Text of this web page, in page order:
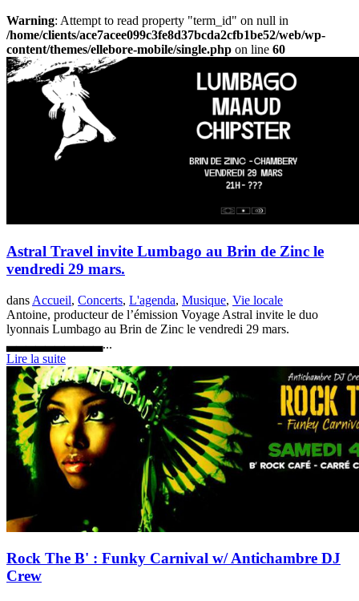
Warning: Attempt to read property "term_id" on null in
/home/clients/ace7acee099c3fe8d37bcda2cfb1be52/web/wp-
content/themes/ellebore-mobile/single.php on line 60
Astral Travel invite Lumbago au Brin de Zinc le
vendredi 29 mars.
dans Accueil, Concerts, L'agenda, Musique, Vie locale
Antoine, producteur de l’émission Voyage Astral invite le duo
lyonnais Lumbago au Brin de Zinc le vendredi 29 mars.
▃▃▃▃▃▃▃▃▃▃...
Lire la suite
Rock The B' : Funky Carnival w/ Antichambre DJ
Crew